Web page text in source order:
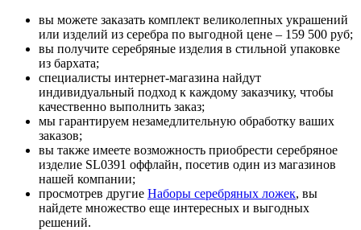
вы можете заказать комплект великолепных украшений
или изделий из серебра по выгодной цене – 159 500 руб;
вы получите серебряные изделия в стильной упаковке
из бархата;
специалисты интернет-магазина найдут
индивидуальный подход к каждому заказчику, чтобы
качественно выполнить заказ;
мы гарантируем незамедлительную обработку ваших
заказов;
вы также имеете возможность приобрести серебряное
изделие SL0391 оффлайн, посетив один из магазинов
нашей компании;
просмотрев другие Наборы серебряных ложек, вы
найдете множество еще интересных и выгодных
решений.